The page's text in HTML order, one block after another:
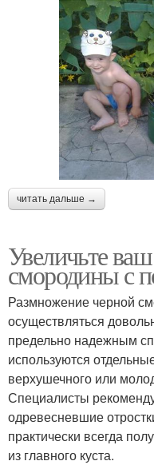
читать дальше →
Увеличьте
смородины с
Размножение черной
осуществляться
предельно надежным
используются
верхушечного или
Специалисты
одревесневшие
практически всегда
из главного куста.